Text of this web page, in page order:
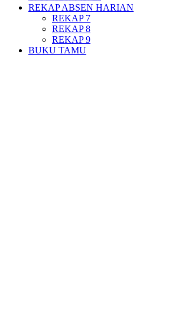
REKAP ABSEN HARIAN
REKAP 7
REKAP 8
REKAP 9
BUKU TAMU